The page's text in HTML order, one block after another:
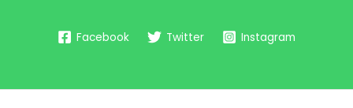
Facebook Twitter Instagram